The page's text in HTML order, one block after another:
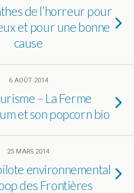
de l’horreur pour
et pour une bonne
cause
6 AOÛT 2014
– La Ferme
et son popcorn bio
25 MARS 2014
environnemental
des Frontières